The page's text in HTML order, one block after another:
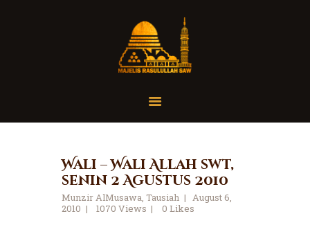
Home
Tausiah
Jadwal
Tanya Yuk
Wali – Wali Allah swt,
senin 2 Agustus 2010
Munzir AlMusawa, Tausiah
August 6,
2010
1070 Views 0 Likes